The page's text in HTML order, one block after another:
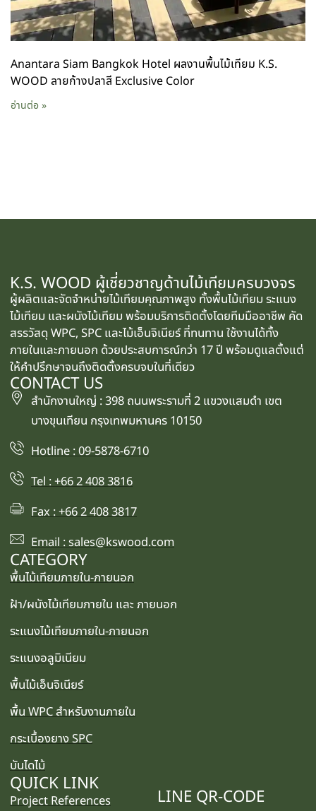
Anantara Siam Bangkok Hotel ผลงานพื้นไม้เทียม K.S.
WOOD ลายก้างปลาสี Exclusive Color
อ่านต่อ »
K.S. WOOD ผู้เชี่ยวชาญด้านไม้เทียมครบวงจร
ผู้ผลิตและจัดจำหน่ายไม้เทียมคุณภาพสูง ทั้งพื้นไม้เทียม ระแนง
ไม้เทียม และผนังไม้เทียม พร้อมบริการติดตั้งโดยทีมมืออาชีพ คัด
สรรวัสดุ WPC, SPC และไม้เอ็นจิเนียร์ ที่ทนทาน ใช้งานได้ทั้ง
ภายในและภายนอก ด้วยประสบการณ์กว่า 17 ปี พร้อมดูแลตั้งแต่
ให้คำปรึกษาจนถึงติดตั้งครบจบในที่เดียว
CONTACT US
สำนักงานใหญ่ : 398 ถนนพระรามที่ 2 แขวงแสมดำ เขต
บางขุนเทียน กรุงเทพมหานคร 10150
Hotline : 09-5878-6710
Tel : +66 2 408 3816
Fax : +66 2 408 3817
Email : sales@kswood.com
CATEGORY
พื้นไม้เทียมภายใน-ภายนอก
ฝ้า/ผนังไม้เทียมภายใน และ ภายนอก
ระแนงไม้เทียมภายใน-ภายนอก
ระแนงอลูมิเนียม
พื้นไม้เอ็นจิเนียร์
พื้น WPC สำหรับงานภายใน
กระเบื้องยาง SPC
บันไดไม้
QUICK LINK
Project References LINE QR-CODE